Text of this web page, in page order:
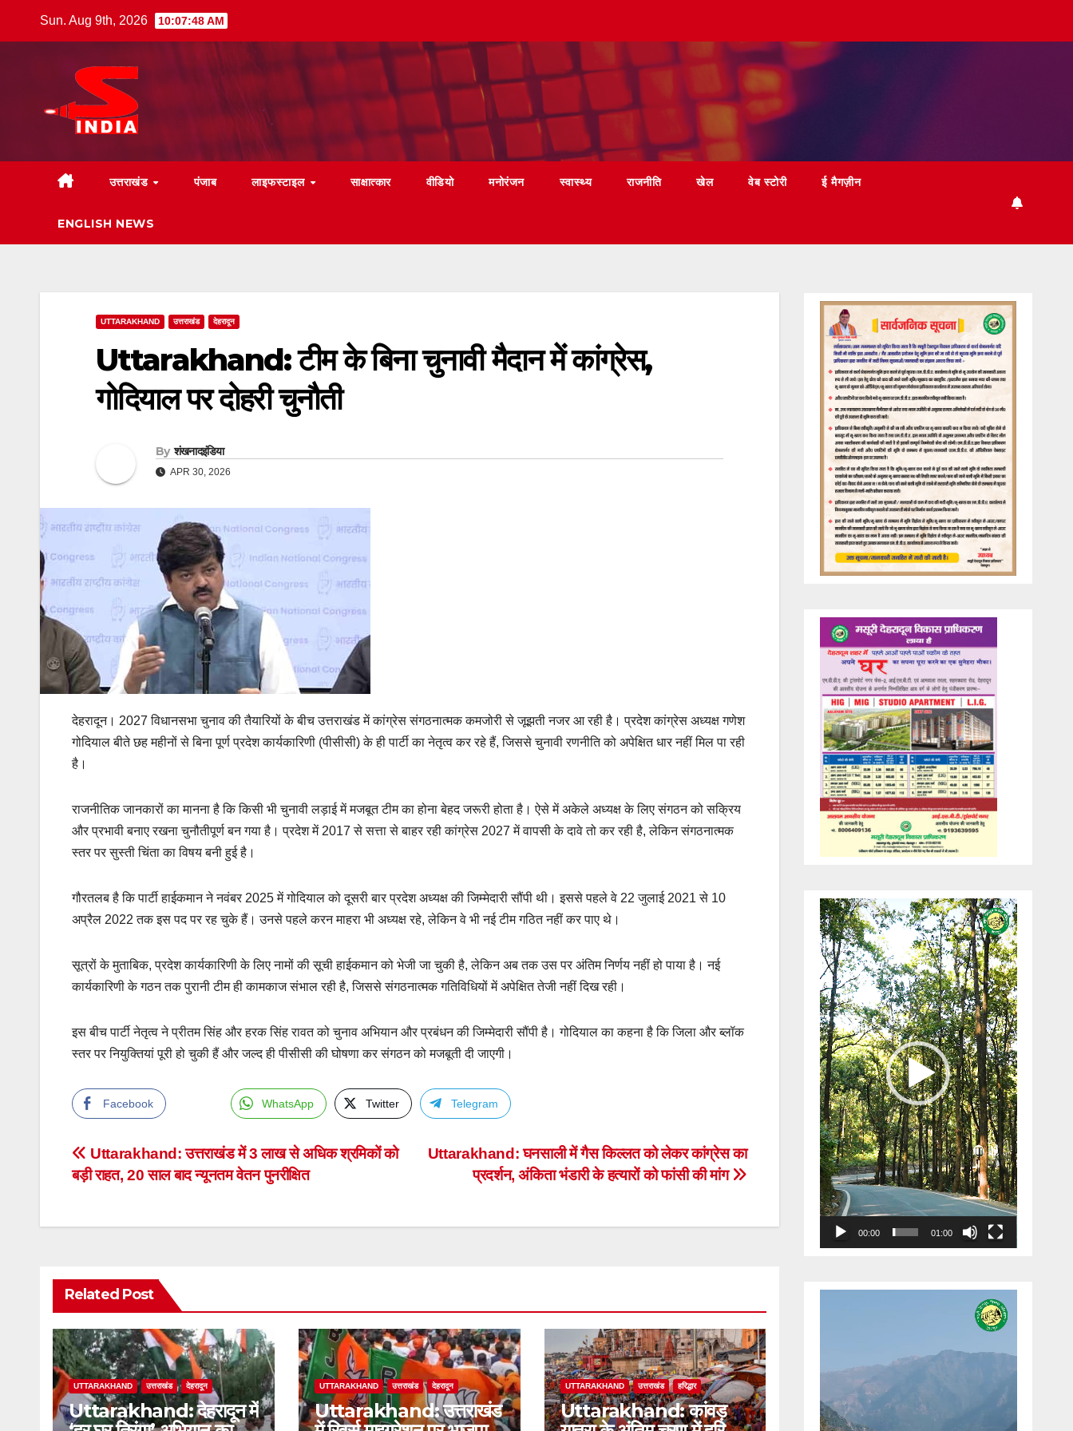
Sun. Aug 9th, 2026 10:07:49 AM
उत्तराखंड पंजाब लाइफस्टाइल साक्षात्कार वीडियो मनोरंजन स्वास्थ्य राजनीति खेल वेब स्टोरी ई मैगज़ीन
ENGLISH NEWS
UTTARAKHAND उत्तराखंड देहरादून
Uttarakhand: टीम के बिना चुनावी मैदान में कांग्रेस,
गोदियाल पर दोहरी चुनौती
By शंखनादइंडिया
APR 30, 2026
देहरादून। 2027 विधानसभा चुनाव की तैयारियों के बीच उत्तराखंड में कांग्रेस संगठनात्मक कमजोरी से जूझती नजर आ रही है। प्रदेश कांग्रेस अध्यक्ष गणेश
गोदियाल बीते छह महीनों से बिना पूर्ण प्रदेश कार्यकारिणी (पीसीसी) के ही पार्टी का नेतृत्व कर रहे हैं, जिससे चुनावी रणनीति को अपेक्षित धार नहीं मिल पा रही
है।
राजनीतिक जानकारों का मानना है कि किसी भी चुनावी लड़ाई में मजबूत टीम का होना बेहद जरूरी होता है। ऐसे में अकेले अध्यक्ष के लिए संगठन को सक्रिय
और प्रभावी बनाए रखना चुनौतीपूर्ण बन गया है। प्रदेश में 2017 से सत्ता से बाहर रही कांग्रेस 2027 में वापसी के दावे तो कर रही है, लेकिन संगठनात्मक
स्तर पर सुस्ती चिंता का विषय बनी हुई है।
गौरतलब है कि पार्टी हाईकमान ने नवंबर 2025 में गोदियाल को दूसरी बार प्रदेश अध्यक्ष की जिम्मेदारी सौंपी थी। इससे पहले वे 22 जुलाई 2021 से 10
अप्रैल 2022 तक इस पद पर रह चुके हैं। उनसे पहले करन माहरा भी अध्यक्ष रहे, लेकिन वे भी नई टीम गठित नहीं कर पाए थे।
सूत्रों के मुताबिक, प्रदेश कार्यकारिणी के लिए नामों की सूची हाईकमान को भेजी जा चुकी है, लेकिन अब तक उस पर अंतिम निर्णय नहीं हो पाया है। नई
कार्यकारिणी के गठन तक पुरानी टीम ही कामकाज संभाल रही है, जिससे संगठनात्मक गतिविधियों में अपेक्षित तेजी नहीं दिख रही।
इस बीच पार्टी नेतृत्व ने प्रीतम सिंह और हरक सिंह रावत को चुनाव अभियान और प्रबंधन की जिम्मेदारी सौंपी है। गोदियाल का कहना है कि जिला और ब्लॉक
स्तर पर नियुक्तियां पूरी हो चुकी हैं और जल्द ही पीसीसी की घोषणा कर संगठन को मजबूती दी जाएगी।
Facebook WhatsApp Twitter Telegram
Post
navigation
Uttarakhand: घनसाली में गैस किल्लत को लेकर कांग्रेस का
प्रदर्शन, अंकिता भंडारी के हत्यारों को फांसी की मांग
Uttarakhand: उत्तराखंड में 3 लाख से अधिक श्रमिकों को
बड़ी राहत, 20 साल बाद न्यूनतम वेतन पुनरीक्षित
Related Post
UTTARAKHAND उत्तराखंड देहरादून
Uttarakhand: देहरादून में
UTTARAKHAND उत्तराखंड देहरादून
Uttarakhand: उत्तराखंड
UTTARAKHAND उत्तराखंड हरिद्धार
Uttarakhand: कांवड़
Video
Player
00:00 01:00